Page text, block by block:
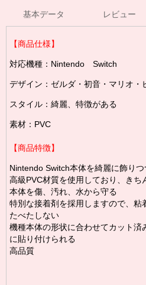
基本データ レビュー
【商品仕様】
対応機種：Nintendo Switch
デザイン：ゼルダ・初音・マリオ・
スタイル：綺麗、特徴がある
素材：PVC
【商品特徴】
Nintendo Switch本体を綺麗に飾り
高級PVC材質を使用しており、き
本体を傷、汚れ、水から守る
特別な接着剤を採用しますので、粘
たべたしない
機種本体の形状に合わせてカット済
に貼り付けられる
高品質